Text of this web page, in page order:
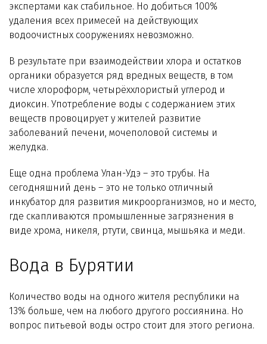
Контакты
экспертами как стабильное. Но добиться 100%
удаления всех примесей на действующих
водоочистных сооружениях невозможно.
В результате при взаимодействии хлора и остатков
органики образуется ряд вредных веществ, в том
числе хлороформ, четырёххлористый углерод и
диоксин. Употребление воды с содержанием этих
веществ провоцирует у жителей развитие
заболеваний печени, мочеполовой системы и
желудка.
Еще одна проблема Улан-Удэ – это трубы. На
сегодняшний день – это не только отличный
инкубатор для развития микроорганизмов, но и место,
где скапливаются промышленные загрязнения в
виде хрома, никеля, ртути, свинца, мышьяка и меди.
Вода в Бурятии
Количество воды на одного жителя республики на
13% больше, чем на любого другого россиянина. Но
вопрос питьевой воды остро стоит для этого региона.